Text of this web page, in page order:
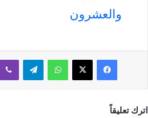
والعشرون
فيسبوك‫X واتسابتيلقرام
اترك تعليقاً